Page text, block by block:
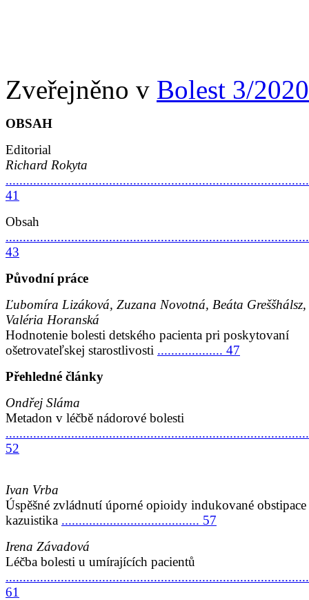
Zveřejněno v Bolest 3/2020
OBSAH
Editorial
Richard Rokyta
41
Obsah
43
Původní práce
Ľubomíra Lizáková, Zuzana Novotná, Beáta Greššhálsz,
Valéria Horanská
Hodnotenie bolesti detského pacienta pri poskytovaní
ošetrovateľskej starostlivosti ................... 47
Přehledné články
Ondřej Sláma
Metadon v léčbě nádorové bolesti
52
Ivan Vrba
Úspěšné zvládnutí úporné opioidy indukované obstipace
kazuistika ........................................ 57
Irena Závadová
Léčba bolesti u umírajících pacientů
61